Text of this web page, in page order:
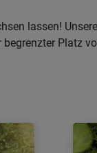
lassen!
Platz